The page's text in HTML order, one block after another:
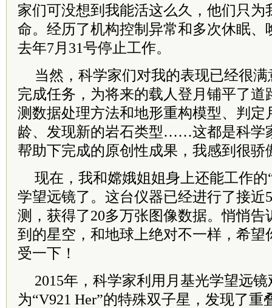
家们可没想到我能活这么久，他们只为
命。经历了机构控制异常和多次休眠、
去年7月31号停止工作。
当然，科学家们对我的表现已经很
完成任务，为将来的载人登月铺平了道
测数据处理方法和地形重构模型、判定
龄、发现新的岩石类型……这都是科学
帮助下完成的原创性成果，我感到很骄
现在，我和嫦娥姐姐身上还能工作的
学望远镜了。这台仪器已经进行了接近
测，获得了20多万张图像数据。悄悄告
到的星空，和地球上绝对不一样，希望
受一下！
2015年，科学家利用月基光学望远
为“V921 Her”的特殊双子星，发现了重